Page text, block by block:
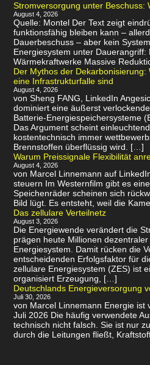
Stromversorgung unter Beschuss:
August 4, 2026
Quelle: Montel Der Text zeigt
funktionsfähig bleiben kann –
Dauerbeschuss – aber kein
Energiesystem unter
Wärmekraftwerke Massive
Der Mythos der
eine Infrastrukturfalle sind
August 4, 2026
von Sheng FANG, LinkedIn
dominiert eine äußerst
Batterie-Energiespeichersysteme
Das Argument scheint
kostentechnisch immer
Brennstoffen überflüssig wird. […]
Warum Preissignale Flexibilität
August 4, 2026
von Marcel Linnemann auf
steuern Im Westernfilm gibt es
Speichenräder scheinen sich
Bild lügt. Es entsteht, weil die
Das zellulare Verteilnetz
August 3, 2026
Die Energiewende verändert die
prägen heute Millionen
Energiesystem. Damit rücken die
entscheidenden Erfolgsfaktor für
zellulare Energiesystem (ZES) ist
organisiert Erzeugung, […]
Deutschlands Energieversorgung
Juli 30, 2026
von Marcel Linnemann Energie ist
Juli 2026 Die häufig verwendete
technisch nicht falsch. Sie ist nur
durch die Leitungen fließt,